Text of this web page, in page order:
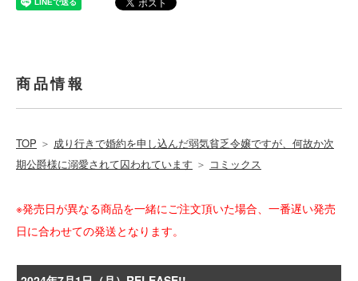
商品情報
TOP ＞ 成り行きで婚約を申し込んだ弱気貧乏令嬢ですが、何故か次
期公爵様に溺愛されて囚われています ＞ コミックス
※発売日が異なる商品を一緒にご注文頂いた場合、一番遅い発売
日に合わせての発送となります。